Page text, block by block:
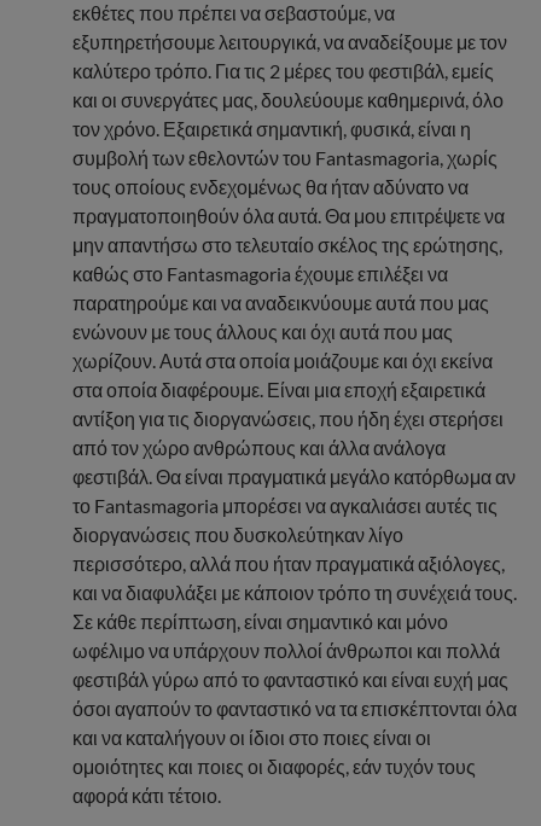
εκθέτες που πρέπει να σεβαστούμε, να
εξυπηρετήσουμε λειτουργικά, να αναδείξουμε με τον
καλύτερο τρόπο. Για τις 2 μέρες του φεστιβάλ, εμείς
και οι συνεργάτες μας, δουλεύουμε καθημερινά, όλο
τον χρόνο. Εξαιρετικά σημαντική, φυσικά, είναι η
συμβολή των εθελοντών του Fantasmagoria, χωρίς
τους οποίους ενδεχομένως θα ήταν αδύνατο να
πραγματοποιηθούν όλα αυτά. Θα μου επιτρέψετε να
μην απαντήσω στο τελευταίο σκέλος της ερώτησης,
καθώς στο Fantasmagoria έχουμε επιλέξει να
παρατηρούμε και να αναδεικνύουμε αυτά που μας
ενώνουν με τους άλλους και όχι αυτά που μας
χωρίζουν. Αυτά στα οποία μοιάζουμε και όχι εκείνα
στα οποία διαφέρουμε. Είναι μια εποχή εξαιρετικά
αντίξοη για τις διοργανώσεις, που ήδη έχει στερήσει
από τον χώρο ανθρώπους και άλλα ανάλογα
φεστιβάλ. Θα είναι πραγματικά μεγάλο κατόρθωμα αν
το Fantasmagoria μπορέσει να αγκαλιάσει αυτές τις
διοργανώσεις που δυσκολεύτηκαν λίγο
περισσότερο, αλλά που ήταν πραγματικά αξιόλογες,
και να διαφυλάξει με κάποιον τρόπο τη συνέχειά τους.
Σε κάθε περίπτωση, είναι σημαντικό και μόνο
ωφέλιμο να υπάρχουν πολλοί άνθρωποι και πολλά
φεστιβάλ γύρω από το φανταστικό και είναι ευχή μας
όσοι αγαπούν το φανταστικό να τα επισκέπτονται όλα
και να καταλήγουν οι ίδιοι στο ποιες είναι οι
ομοιότητες και ποιες οι διαφορές, εάν τυχόν τους
αφορά κάτι τέτοιο.